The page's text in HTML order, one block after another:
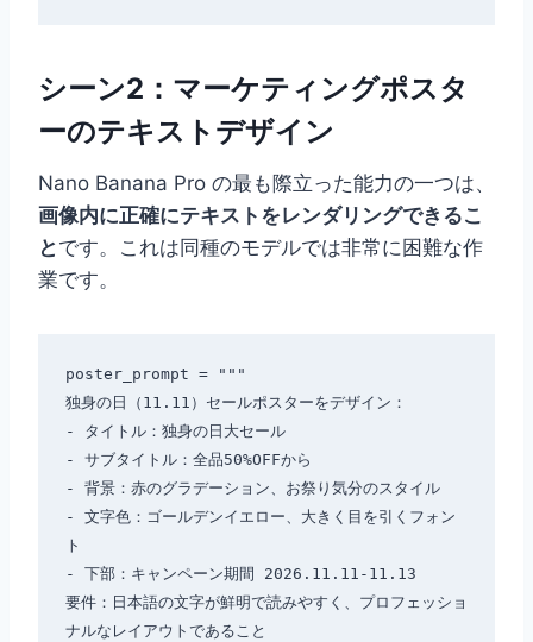
シーン2：マーケティングポスタ
ーのテキストデザイン
Nano Banana Pro の最も際立った能力の一つは、
画像内に正確にテキストをレンダリングできるこ
と です。これは同種のモデルでは非常に困難な作
業です。
poster_prompt = """
独身の日（11.11）セールポスターをデザイン：
- タイトル：独身の日大セール
- サブタイトル：全品50%OFFから
- 背景：赤のグラデーション、お祭り気分のスタイル
- 文字色：ゴールデンイエロー、大きく目を引くフォン
ト
- 下部：キャンペーン期間 2026.11.11-11.13
要件：日本語の文字が鮮明で読みやすく、プロフェッショ
ナルなレイアウトであること